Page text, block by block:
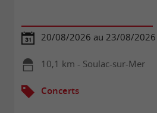
20/08/2026 au 23/08/2026
10,1 km - Soulac-sur-Mer
Concerts